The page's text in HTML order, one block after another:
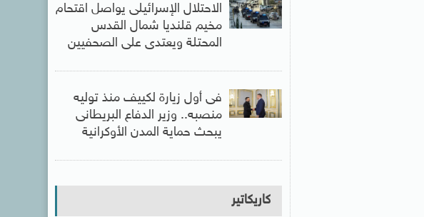
الاحتلال الإسرائيلى يواصل اقتحام
مخيم قلنديا شمال القدس
المحتلة ويعتدى على الصحفيين
فى أول زيارة لكييف منذ توليه
منصبه.. وزير الدفاع البريطانى
يبحث حماية المدن الأوكرانية
كاريكاتير